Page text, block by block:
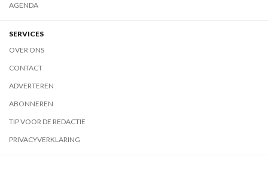
AGENDA
SERVICES
OVER ONS
CONTACT
ADVERTEREN
ABONNEREN
TIP VOOR DE REDACTIE
PRIVACYVERKLARING